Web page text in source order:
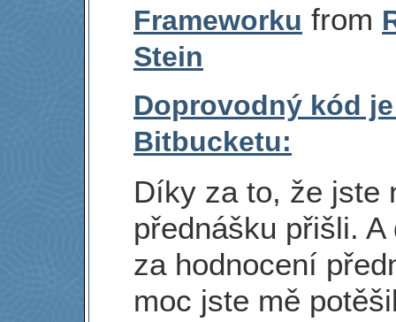
Frameworku from
Stein
Doprovodný kód
Bitbucketu:
Díky za to, že jste
přednášku přišli. A
za hodnocení
moc jste mě